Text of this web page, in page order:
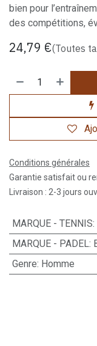
bien pour
des compétitions,
24,79 €(Toutes
Conditions générales
Garantie satisfait ou
Livraison : 2-3 jours
MARQUE - TENNIS:
MARQUE - PADEL:
Genre: Homme